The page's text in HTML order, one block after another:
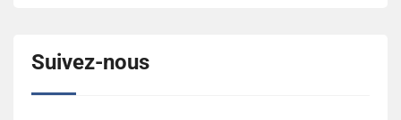
503716673157532-2788222864243652657-n.jpg"
alt="Between D&R" style="border:none;" /></a>
</div>
Suivez-nous